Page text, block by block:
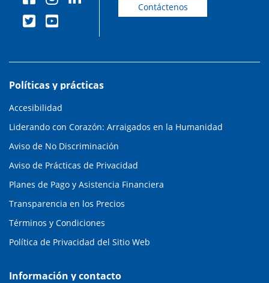
Contáctenos
Políticas y prácticas
Accesibilidad
Liderando con Corazón: Arraigados en la Humanidad
Aviso de No Discriminación
Aviso de Prácticas de Privacidad
Planes de Pago y Asistencia Financiera
Transparencia en los Precios
Términos y Condiciones
Política de Privacidad del Sitio Web
Información y contacto